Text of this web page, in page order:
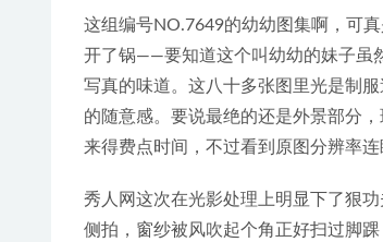
这组编号NO.7649的幼幼图集啊，可
开了锅——要知道这个叫幼幼的妹子虽
写真的味道。这八十多张图里光是制
的随意感。要说最绝的还是外景部分
来得费点时间，不过看到原图分辨率
秀人网这次在光影处理上明显下了狠
侧拍，窗纱被风吹起个角正好扫过脚